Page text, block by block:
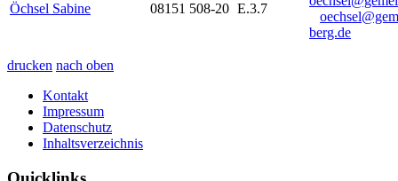
Öchsel Sabine 08151 508-20 E.3.7
berg.de
drucken nach oben
Kontakt
Impressum
Datenschutz
Inhaltsverzeichnis